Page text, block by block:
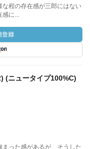
程の存在感が三郎にはない
感に...
(ニュータイプ100%C)
った感があるが、そうした